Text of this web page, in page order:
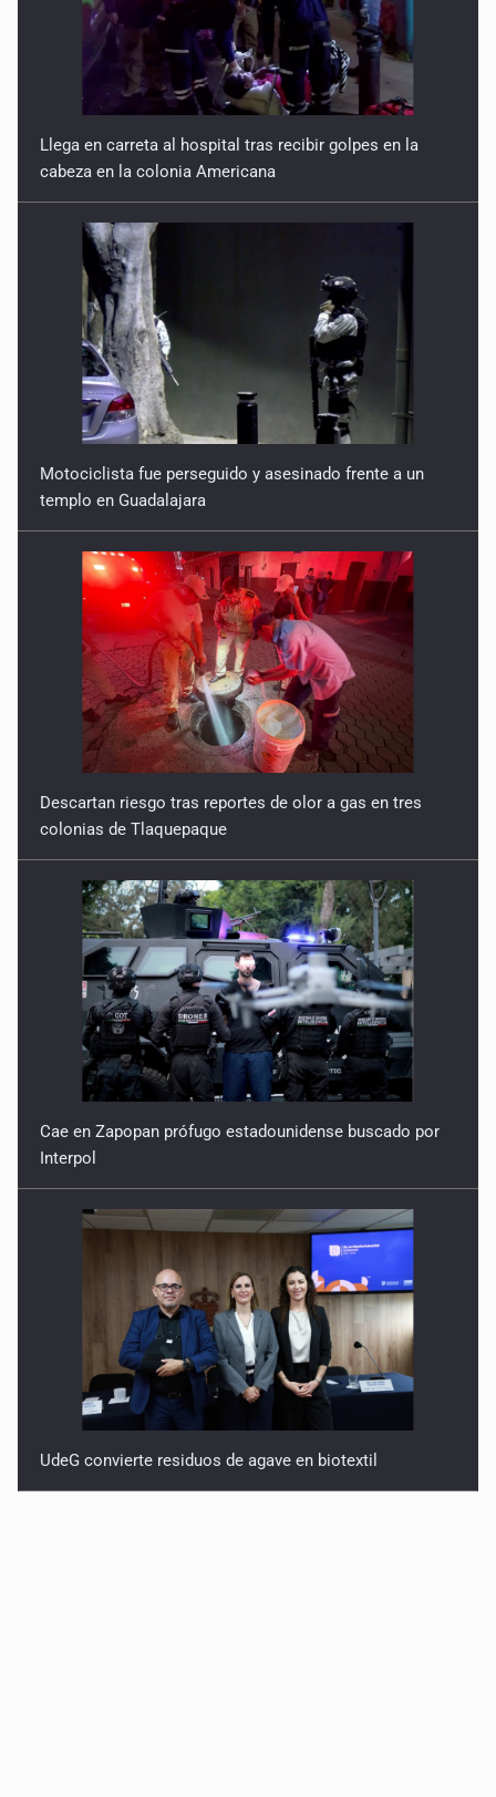
Llega en carreta al hospital tras recibir golpes en la
cabeza en la colonia Americana
Motociclista fue perseguido y asesinado frente a un
templo en Guadalajara
Descartan riesgo tras reportes de olor a gas en tres
colonias de Tlaquepaque
Cae en Zapopan prófugo estadounidense buscado por
Interpol
UdeG convierte residuos de agave en biotextil